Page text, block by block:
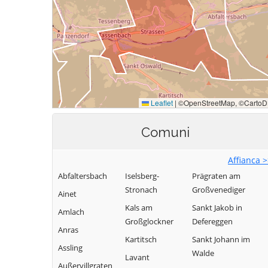
Comuni
Affianca
Abfaltersbach
Ainet
Amlach
Anras
Assling
Außervillgraten
Iselsberg-
Stronach
Kals am
Großglockner
Kartitsch
Lavant
Prägraten am
Großvenediger
Sankt Jakob in
Defereggen
Sankt Johann im
Walde